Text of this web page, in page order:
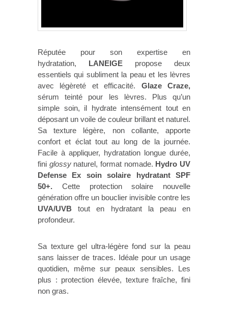
Réputée pour son expertise en
hydratation, LANEIGE propose deux
essentiels qui subliment la peau et les lèvres
avec légèreté et efficacité. Glaze Craze,
sérum teinté pour les lèvres. Plus qu’un
simple soin, il hydrate intensément tout en
déposant un voile de couleur brillant et naturel.
Sa texture légère, non collante, apporte
confort et éclat tout au long de la journée.
Facile à appliquer, hydratation longue durée,
fini glossynaturel, format nomade. Hydro UV
Defense Ex soin solaire hydratant SPF
50+. Cette protection solaire nouvelle
génération offre un bouclier invisible contre les
UVA/UVB tout en hydratant la peau en
profondeur.
Sa texture gel ultra-légère fond sur la peau
sans laisser de traces. Idéale pour un usage
quotidien, même sur peaux sensibles. Les
plus : protection élevée, texture fraîche, fini
non gras.